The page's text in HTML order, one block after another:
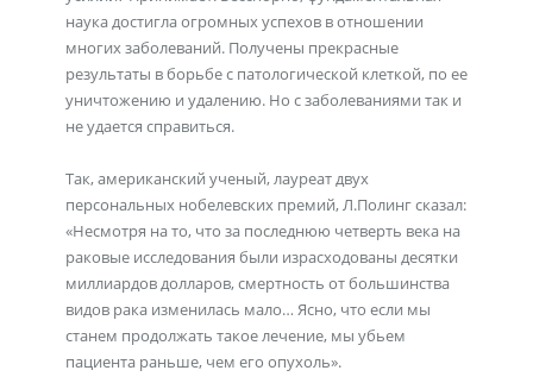
наука достигла огромных успехов в отношении
многих заболеваний. Получены прекрасные
результаты в борьбе с патологической клеткой, по ее
уничтожению и удалению. Но с заболеваниями так и
не удается справиться.
Так, американский ученый, лауреат двух
персональных нобелевских премий, Л.Полинг сказал:
«Несмотря на то, что за последнюю четверть века на
раковые исследования были израсходованы десятки
миллиардов долларов, смертность от большинства
видов рака изменилась мало… Ясно, что если мы
станем продолжать такое лечение, мы убьем
пациента раньше, чем его опухоль».